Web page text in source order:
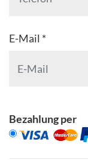
E-Mail *
Bezahlung per